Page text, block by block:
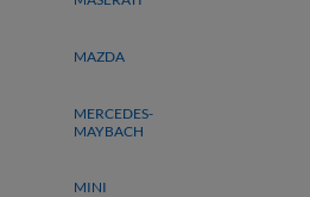
MAZDA
MERCEDES-
MAYBACH
MINI